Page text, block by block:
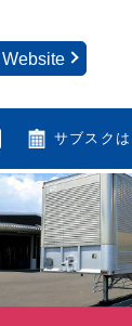
サブスクは